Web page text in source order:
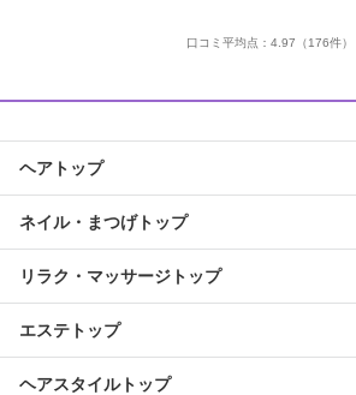
口コミ平均点： 4.97 （176件）
ヘアトップ
ネイル・まつげトップ
リラク・マッサージトップ
エステトップ
ヘアスタイルトップ